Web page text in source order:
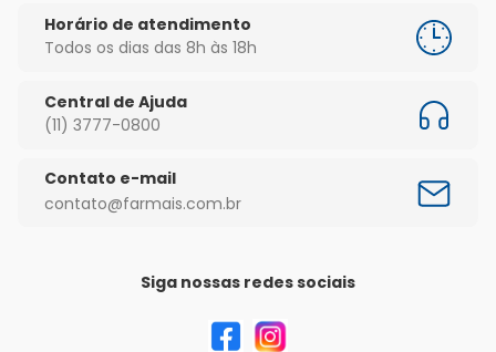
Horário de atendimento
Todos os dias das 8h às 18h
Central de Ajuda
(11) 3777-0800
Contato e-mail
contato@farmais.com.br
Siga nossas redes sociais